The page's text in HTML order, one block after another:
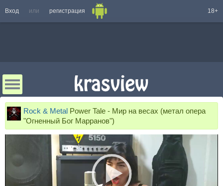
Вход или регистрация 18+
Rock & Metal Power Tale - Мир на весах (метал опера
"Огненный Бог Марранов")